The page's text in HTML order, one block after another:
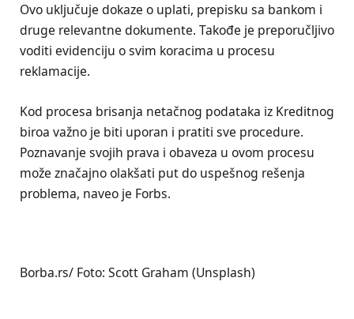
Ovo uključuje dokaze o uplati, prepisku sa bankom i
druge relevantne dokumente. Takođe je preporučljivo
voditi evidenciju o svim koracima u procesu
reklamacije.
Kod procesa brisanja netačnog podataka iz Kreditnog
biroa važno je biti uporan i pratiti sve procedure.
Poznavanje svojih prava i obaveza u ovom procesu
može značajno olakšati put do uspešnog rešenja
problema, naveo je Forbs.
Borba.rs/ Foto: Scott Graham (Unsplash)